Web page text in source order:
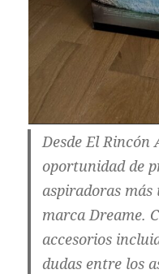
Desde El
oportunidad de
aspiradoras más
marca Dreame.
accesorios
dudas entre los